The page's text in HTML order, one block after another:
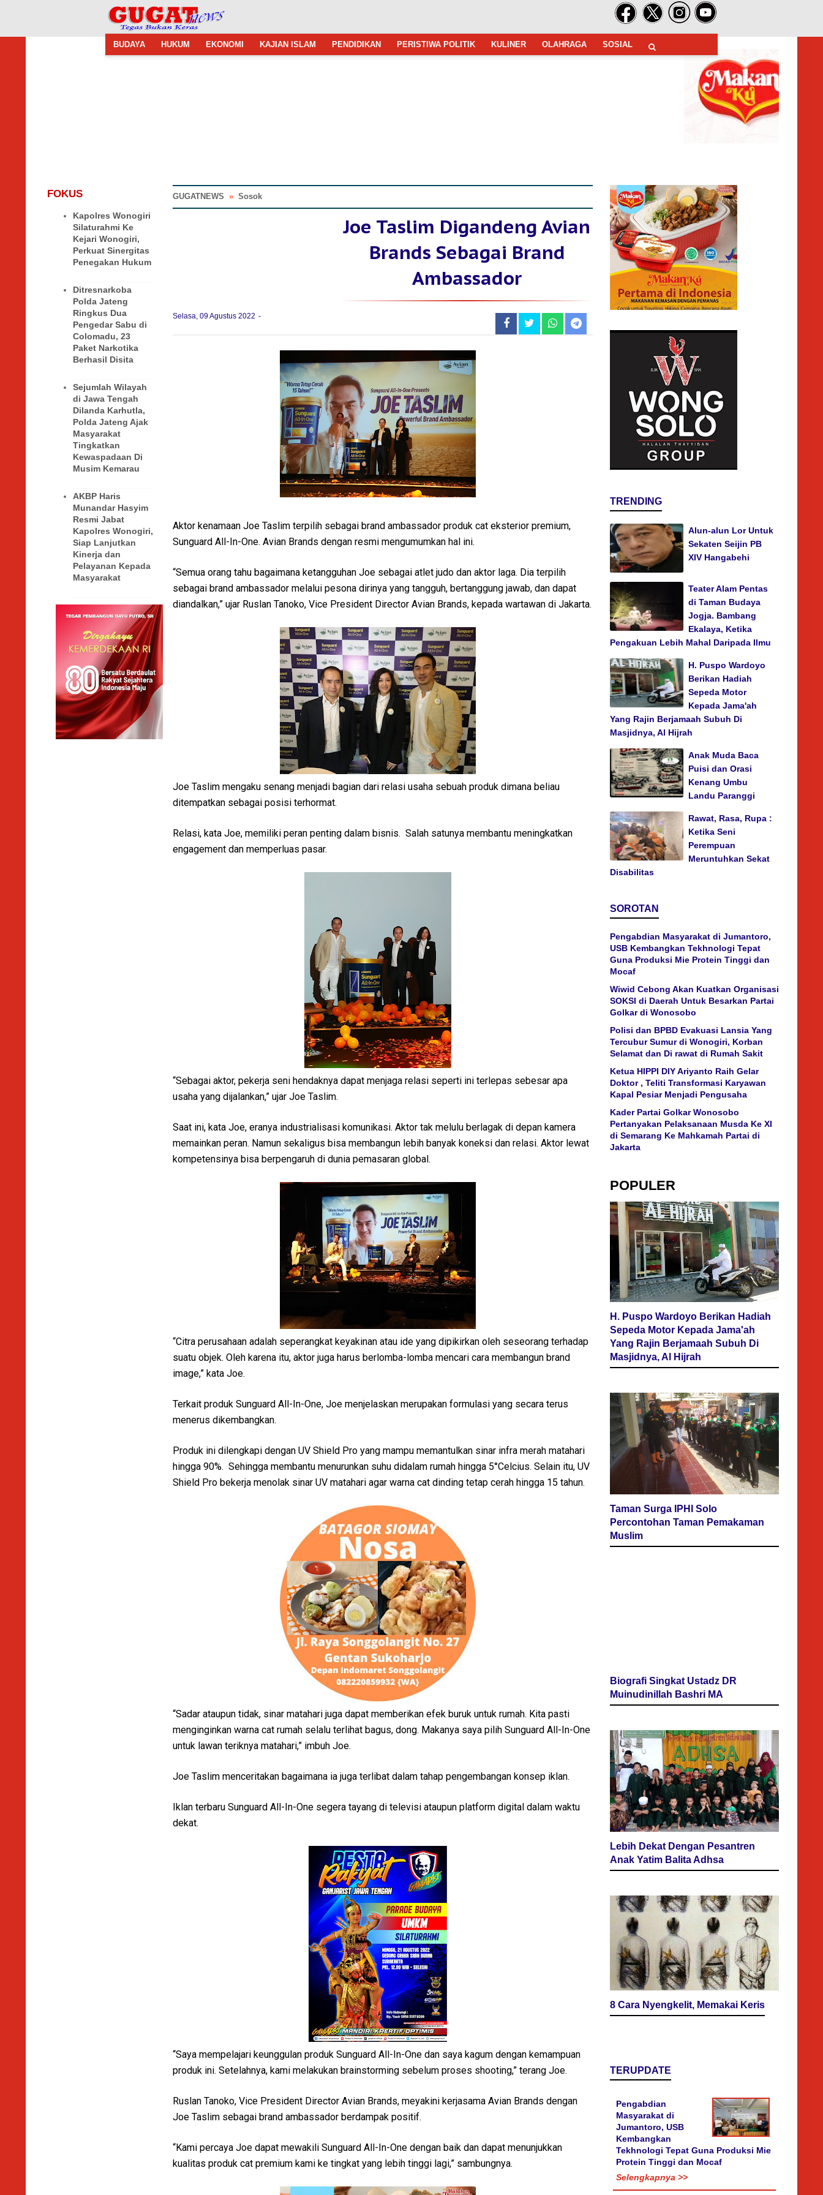
BUDAYA HUKUM EKONOMI KAJIAN ISLAM PENDIDIKAN PERISTIWA POLITIK KULINER OLAHRAGA SOSIAL
FOKUS
Kapolres Wonogiri
Silaturahmi Ke
Kejari Wonogiri,
Perkuat Sinergitas
Penegakan Hukum
Ditresnarkoba
Polda Jateng
Ringkus Dua
Pengedar Sabu di
Colomadu, 23
Paket Narkotika
Berhasil Disita
Sejumlah Wilayah
di Jawa Tengah
Dilanda Karhutla,
Polda Jateng Ajak
Masyarakat
Tingkatkan
Kewaspadaan Di
Musim Kemarau
AKBP Haris
Munandar Hasyim
Resmi Jabat
Kapolres Wonogiri,
Siap Lanjutkan
Kinerja dan
Pelayanan Kepada
Masyarakat
GUGATNEWS » Sosok
Joe Taslim Digandeng Avian
Brands Sebagai Brand
Ambassador
Selasa, 09 Agustus 2022
Aktor kenamaan Joe Taslim terpilih sebagai brand ambassador produk cat eksterior premium,
Sunguard All-In-One. Avian Brands dengan resmi mengumumkan hal ini.
“Semua orang tahu bagaimana ketangguhan Joe sebagai atlet judo dan aktor laga. Dia terpilih
sebagai brand ambassador melalui pesona dirinya yang tangguh, bertanggung jawab, dan dapat
diandalkan,” ujar Ruslan Tanoko, Vice President Director Avian Brands, kepada wartawan di Jakarta.
Joe Taslim mengaku senang menjadi bagian dari relasi usaha sebuah produk dimana beliau
ditempatkan sebagai posisi terhormat.
Relasi, kata Joe, memiliki peran penting dalam bisnis. Salah satunya membantu meningkatkan
engagement dan memperluas pasar.
“Sebagai aktor, pekerja seni hendaknya dapat menjaga relasi seperti ini terlepas sebesar apa
usaha yang dijalankan,” ujar Joe Taslim.
Saat ini, kata Joe, eranya industrialisasi komunikasi. Aktor tak melulu berlagak di depan kamera
memainkan peran. Namun sekaligus bisa membangun lebih banyak koneksi dan relasi. Aktor lewat
kompetensinya bisa berpengaruh di dunia pemasaran global.
“Citra perusahaan adalah seperangkat keyakinan atau ide yang dipikirkan oleh seseorang terhadap
suatu objek. Oleh karena itu, aktor juga harus berlomba-lomba mencari cara membangun brand
image,” kata Joe.
Terkait produk Sunguard All-In-One, Joe menjelaskan merupakan formulasi yang secara terus
menerus dikembangkan.
Produk ini dilengkapi dengan UV Shield Pro yang mampu memantulkan sinar infra merah matahari
hingga 90%. Sehingga membantu menurunkan suhu didalam rumah hingga 5°Celcius. Selain itu, UV
Shield Pro bekerja menolak sinar UV matahari agar warna cat dinding tetap cerah hingga 15 tahun.
“Sadar ataupun tidak, sinar matahari juga dapat memberikan efek buruk untuk rumah. Kita pasti
menginginkan warna cat rumah selalu terlihat bagus, dong. Makanya saya pilih Sunguard All-In-One
untuk lawan teriknya matahari,” imbuh Joe.
Joe Taslim menceritakan bagaimana ia juga terlibat dalam tahap pengembangan konsep iklan.
Iklan terbaru Sunguard All-In-One segera tayang di televisi ataupun platform digital dalam waktu
dekat.
“Saya mempelajari keunggulan produk Sunguard All-In-One dan saya kagum dengan kemampuan
produk ini. Setelahnya, kami melakukan brainstorming sebelum proses shooting,” terang Joe.
Ruslan Tanoko, Vice President Director Avian Brands, meyakini kerjasama Avian Brands dengan
Joe Taslim sebagai brand ambassador berdampak positif.
“Kami percaya Joe dapat mewakili Sunguard All-In-One dengan baik dan dapat menunjukkan
kualitas produk cat premium kami ke tingkat yang lebih tinggi lagi,” sambungnya.
TRENDING
Alun-alun Lor Untuk
Sekaten Seijin PB
XIV Hangabehi
Teater Alam Pentas
di Taman Budaya
Jogja. Bambang
Ekalaya, Ketika
Pengakuan Lebih Mahal Daripada Ilmu
H. Puspo Wardoyo
Berikan Hadiah
Sepeda Motor
Kepada Jama'ah
Yang Rajin Berjamaah Subuh Di
Masjidnya, Al Hijrah
Anak Muda Baca
Puisi dan Orasi
Kenang Umbu
Landu Paranggi
Rawat, Rasa, Rupa :
Ketika Seni
Perempuan
Meruntuhkan Sekat
Disabilitas
SOROTAN
Pengabdian Masyarakat di Jumantoro,
USB Kembangkan Tekhnologi Tepat
Guna Produksi Mie Protein Tinggi dan
Mocaf
Wiwid Cebong Akan Kuatkan Organisasi
SOKSI di Daerah Untuk Besarkan Partai
Golkar di Wonosobo
Polisi dan BPBD Evakuasi Lansia Yang
Tercubur Sumur di Wonogiri, Korban
Selamat dan Di rawat di Rumah Sakit
Ketua HIPPI DIY Ariyanto Raih Gelar
Doktor , Teliti Transformasi Karyawan
Kapal Pesiar Menjadi Pengusaha
Kader Partai Golkar Wonosobo
Pertanyakan Pelaksanaan Musda Ke XI
di Semarang Ke Mahkamah Partai di
Jakarta
POPULER
H. Puspo Wardoyo Berikan Hadiah
Sepeda Motor Kepada Jama'ah
Yang Rajin Berjamaah Subuh Di
Masjidnya, Al Hijrah
Taman Surga IPHI Solo
Percontohan Taman Pemakaman
Muslim
Biografi Singkat Ustadz DR
Muinudinillah Bashri MA
Lebih Dekat Dengan Pesantren
Anak Yatim Balita Adhsa
8 Cara Nyengkelit, Memakai Keris
TERUPDATE
Pengabdian
Masyarakat di
Jumantoro, USB
Kembangkan
Tekhnologi Tepat Guna Produksi Mie
Protein Tinggi dan Mocaf
Selengkapnya >>